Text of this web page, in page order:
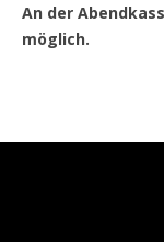
An der
möglich.